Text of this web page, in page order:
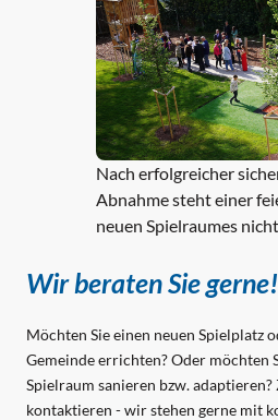
Nach erfolgreicher
Abnahme steht einer
neuen Spielraumes
Wir beraten Sie gerne!
Möchten Sie einen neuen Spielplatz
Gemeinde errichten? Oder möchten
Spielraum sanieren bzw. adaptieren?
kontaktieren - wir stehen gerne mit